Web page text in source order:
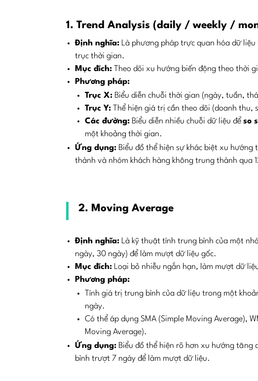
1. Trend Analysis (daily / weekly /
Định nghĩa: Là phương pháp trực quan hóa dữ
trục thời gian.
Mục đích: Theo dõi xu hướng biến động theo thời
Phương pháp:
Trục X: Biểu diễn chuỗi thời gian (ngày, tuần,
Trục Y: Thể hiện giá trị cần theo dõi (doanh
Các đường: Biểu diễn nhiều chuỗi dữ liệu đểso
một khoảng thời gian.
Ứng dụng: Biểu đồ thể hiện sự khác biệt xu
thành và nhóm khách hàng không trung thành qua
2. Moving Average
Định nghĩa: Là kỹ thuật tính trung bình của một
ngày, 30 ngày) để làm mượt dữ liệu gốc.
Mục đích: Loại bỏ nhiễu ngắn hạn, làm mượt dữ
Phương pháp:
Tính giá trị trung bình của dữ liệu trong một
ngày.
Có thể áp dụng SMA (Simple Moving Average),
Moving Average).
Ứng dụng: Biểu đồ thể hiện rõ hơn xu hướng tăng
bình trượt 7 ngày để làm mượt dữ liệu.